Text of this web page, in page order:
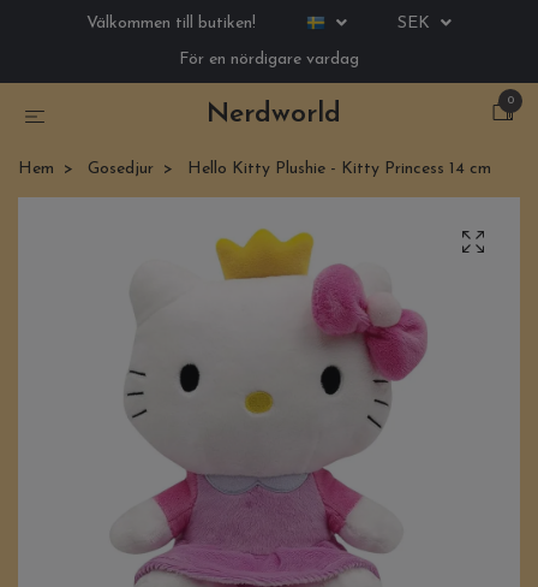
Välkommen till butiken!
SEK
För en nördigare vardag
Nerdworld
0
Hem Gosedjur Hello Kitty Plushie - Kitty Princess 14 cm